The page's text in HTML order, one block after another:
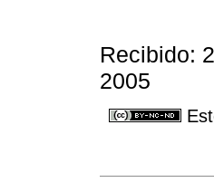
Recibido:
2005